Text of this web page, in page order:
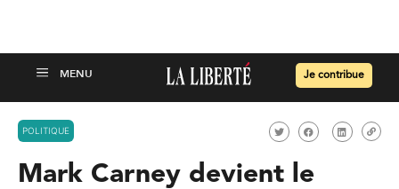
Je contribue
POLITIQUE
Mark Carney devient le